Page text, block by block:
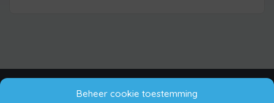
Beheer cookie toestemming
Algemene Voorwaarden Disclaimer
Privacy Policy